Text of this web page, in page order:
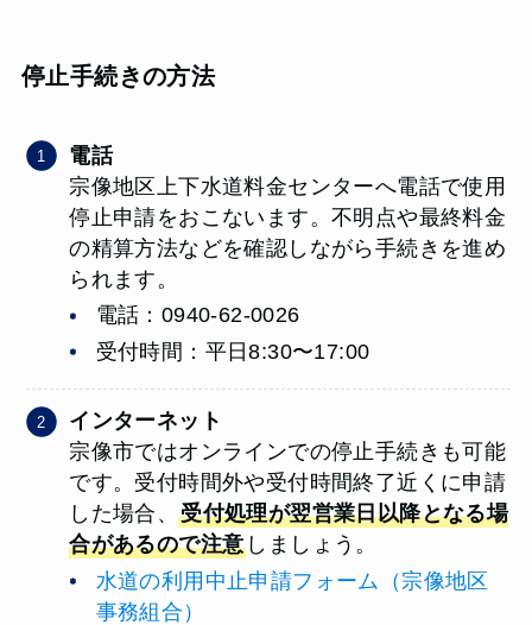
停止手続きの方法
電話
​​宗像地区上下水道料金センターへ電話で使用
停止申請をおこないます。不明点や最終料金
の精算方法などを確認しながら手続きを進め
られます。
電話：0940-62-0026
受付時間：平日8:30〜17:00
インターネット
宗像市ではオンラインでの停止手続きも可能
です。受付時間外や受付時間終了近くに申請
した場合、受付処理が翌営業日以降となる場
合があるので注意 しましょう。
水道の利用中止申請フォーム（宗像地区
事務組合）